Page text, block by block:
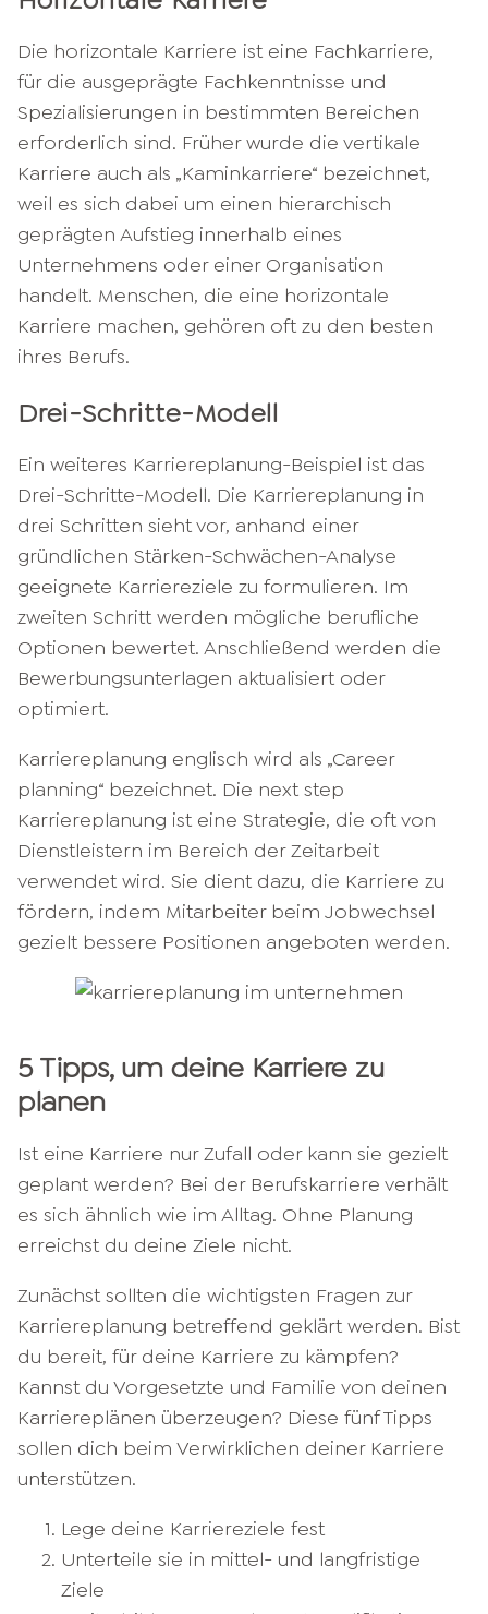
Die horizontale Karriere ist eine Fachkarriere,
für die ausgeprägte Fachkenntnisse und
Spezialisierungen in bestimmten Bereichen
erforderlich sind. Früher wurde die vertikale
Karriere auch als „Kaminkarriere“ bezeichnet,
weil es sich dabei um einen hierarchisch
geprägten Aufstieg innerhalb eines
Unternehmens oder einer Organisation
handelt. Menschen, die eine horizontale
Karriere machen, gehören oft zu den besten
ihres Berufs.
Drei-Schritte-Modell
Ein weiteres Karriereplanung-Beispiel ist das
Drei-Schritte-Modell. Die Karriereplanung in
drei Schritten sieht vor, anhand einer
gründlichen Stärken-Schwächen-Analyse
geeignete Karriereziele zu formulieren. Im
zweiten Schritt werden mögliche berufliche
Optionen bewertet. Anschließend werden die
Bewerbungsunterlagen aktualisiert oder
optimiert.
Karriereplanung englisch wird als „Career
planning“ bezeichnet. Die next step
Karriereplanung ist eine Strategie, die oft von
Dienstleistern im Bereich der Zeitarbeit
verwendet wird. Sie dient dazu, die Karriere zu
fördern, indem Mitarbeiter beim Jobwechsel
gezielt bessere Positionen angeboten werden.
5 Tipps, um deine Karriere zu
planen
Ist eine Karriere nur Zufall oder kann sie gezielt
geplant werden? Bei der Berufskarriere verhält
es sich ähnlich wie im Alltag. Ohne Planung
erreichst du deine Ziele nicht.
Zunächst sollten die wichtigsten Fragen zur
Karriereplanung betreffend geklärt werden. Bist
du bereit, für deine Karriere zu kämpfen?
Kannst du Vorgesetzte und Familie von deinen
Karriereplänen überzeugen? Diese fünf Tipps
sollen dich beim Verwirklichen deiner Karriere
unterstützen.
Lege deine Karriereziele fest
Unterteile sie in mittel- und langfristige
Ziele